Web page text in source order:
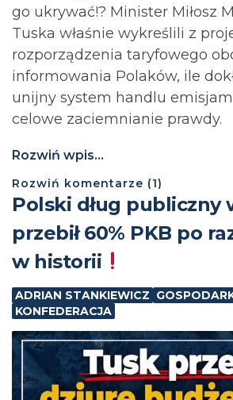
go ukrywać!? Minister Miłosz
Tuska właśnie wykreślili z
rozporządzenia taryfowego
informowania Polaków, ile
unijny system handlu emisjami
celowe zaciemnianie prawdy.
Rozwiń wpis...
Rozwiń komentarze (1)
Polski dług publiczny
przebił 60% PKB po
w historii
ADRIAN STANKIEWICZ
KONFEDERACJA